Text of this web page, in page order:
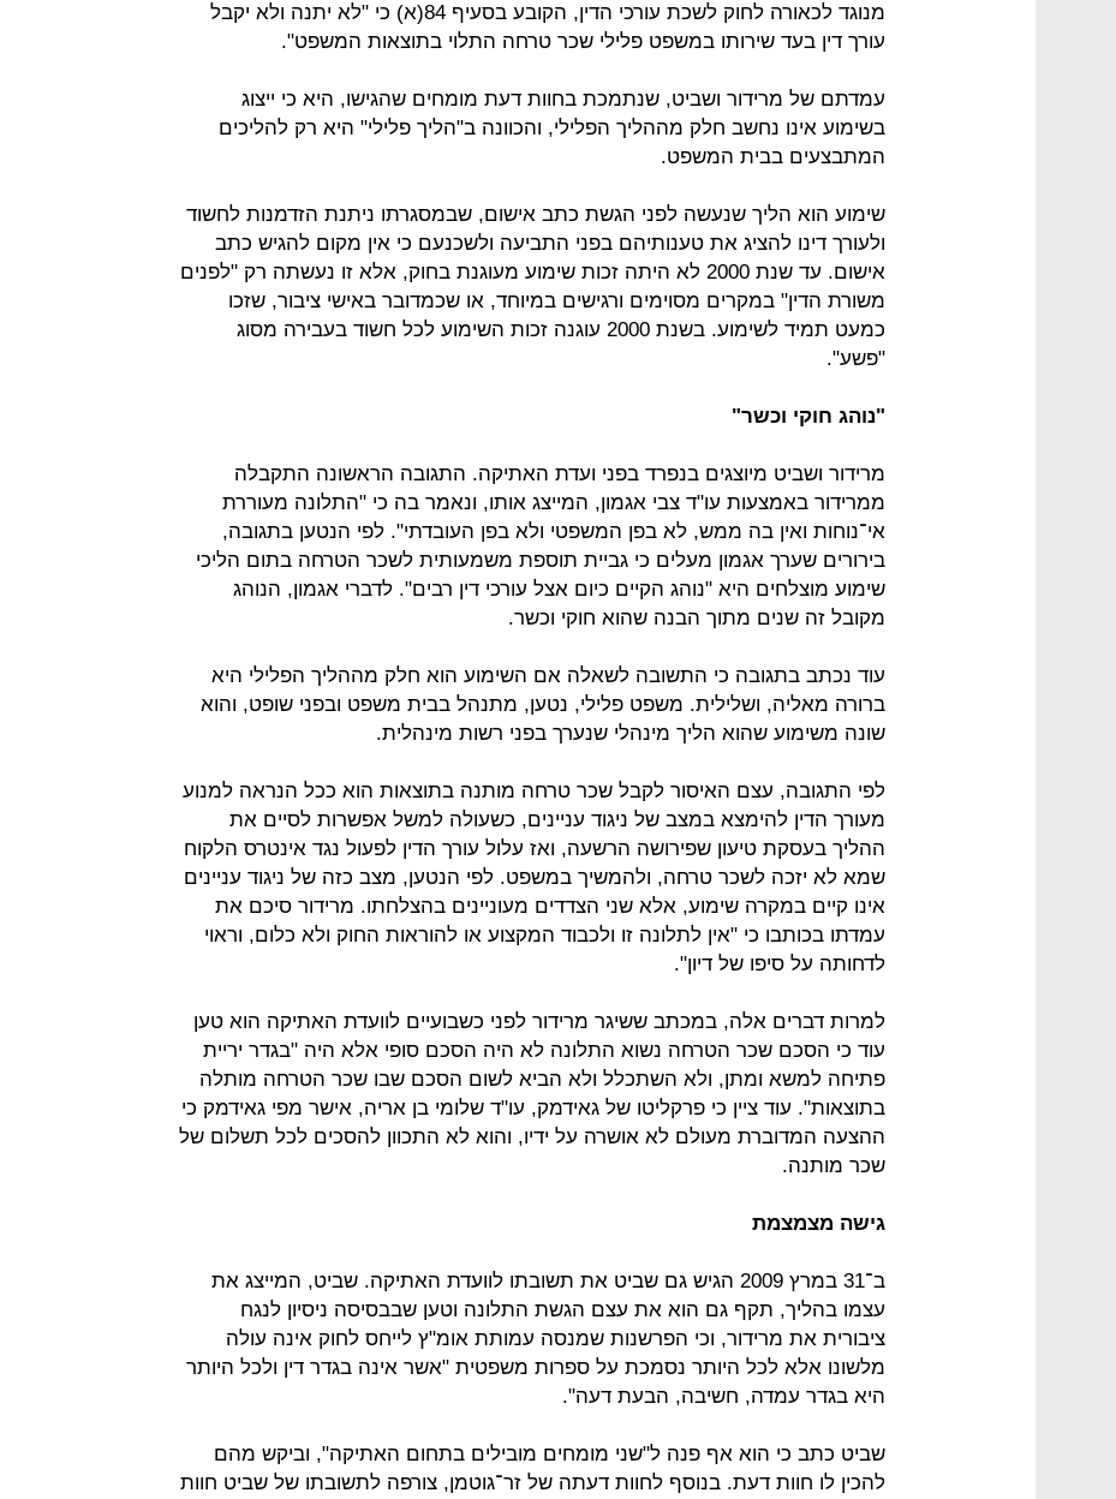
מנוגד לכאורה לחוק לשכת עורכי הדין, הקובע בסעיף 84(א) כי "לא יתנה ולא יקבל
עורך דין בעד שירותו במשפט פלילי שכר טרחה התלוי בתוצאות המשפט".
עמדתם של מרידור ושביט, שנתמכת בחוות דעת מומחים שהגישו, היא כי ייצוג
בשימוע אינו נחשב חלק מההליך הפלילי, והכוונה ב"הליך פלילי" היא רק להליכים
המתבצעים בבית המשפט.
שימוע הוא הליך שנעשה לפני הגשת כתב אישום, שבמסגרתו ניתנת הזדמנות לחשוד
ולעורך דינו להציג את טענותיהם בפני התביעה ולשכנעם כי אין מקום להגיש כתב
אישום. עד שנת 2000 לא היתה זכות שימוע מעוגנת בחוק, אלא זו נעשתה רק "לפנים
משורת הדין" במקרים מסוימים ורגישים במיוחד, או שכמדובר באישי ציבור, שזכו
כמעט תמיד לשימוע. בשנת 2000 עוגנה זכות השימוע לכל חשוד בעבירה מסוג
"פשע".
"נוהג חוקי וכשר"
מרידור ושביט מיוצגים בנפרד בפני ועדת האתיקה. התגובה הראשונה התקבלה
ממרידור באמצעות עו"ד צבי אגמון, המייצג אותו, ונאמר בה כי "התלונה מעוררת
אי־נוחות ואין בה ממש, לא בפן המשפטי ולא בפן העובדתי". לפי הנטען בתגובה,
בירורים שערך אגמון מעלים כי גביית תוספת משמעותית לשכר הטרחה בתום הליכי
שימוע מוצלחים היא "נוהג הקיים כיום אצל עורכי דין רבים". לדברי אגמון, הנוהג
מקובל זה שנים מתוך הבנה שהוא חוקי וכשר.
עוד נכתב בתגובה כי התשובה לשאלה אם השימוע הוא חלק מההליך הפלילי היא
ברורה מאליה, ושלילית. משפט פלילי, נטען, מתנהל בבית משפט ובפני שופט, והוא
שונה משימוע שהוא הליך מינהלי שנערך בפני רשות מינהלית.
לפי התגובה, עצם האיסור לקבל שכר טרחה מותנה בתוצאות הוא ככל הנראה למנוע
מעורך הדין להימצא במצב של ניגוד עניינים, כשעולה למשל אפשרות לסיים את
ההליך בעסקת טיעון שפירושה הרשעה, ואז עלול עורך הדין לפעול נגד אינטרס הלקוח
שמא לא יזכה לשכר טרחה, ולהמשיך במשפט. לפי הנטען, מצב כזה של ניגוד עניינים
אינו קיים במקרה שימוע, אלא שני הצדדים מעוניינים בהצלחתו. מרידור סיכם את
עמדתו בכותבו כי "אין לתלונה זו ולכבוד המקצוע או להוראות החוק ולא כלום, וראוי
לדחותה על סיפו של דיון".
למרות דברים אלה, במכתב ששיגר מרידור לפני כשבועיים לוועדת האתיקה הוא טען
עוד כי הסכם שכר הטרחה נשוא התלונה לא היה הסכם סופי אלא היה "בגדר יריית
פתיחה למשא ומתן, ולא השתכלל ולא הביא לשום הסכם שבו שכר הטרחה מותלה
בתוצאות". עוד ציין כי פרקליטו של גאידמק, עו"ד שלומי בן אריה, אישר מפי גאידמק כי
ההצעה המדוברת מעולם לא אושרה על ידיו, והוא לא התכוון להסכים לכל תשלום של
שכר מותנה.
גישה מצמצמת
ב־31 במרץ 2009 הגיש גם שביט את תשובתו לוועדת האתיקה. שביט, המייצג את
עצמו בהליך, תקף גם הוא את עצם הגשת התלונה וטען שבבסיסה ניסיון לנגח
ציבורית את מרידור, וכי הפרשנות שמנסה עמותת אומ"ץ לייחס לחוק אינה עולה
מלשונו אלא לכל היותר נסמכת על ספרות משפטית "אשר אינה בגדר דין ולכל היותר
היא בגדר עמדה, חשיבה, הבעת דעה".
שביט כתב כי הוא אף פנה ל"שני מומחים מובילים בתחום האתיקה", וביקש מהם
להכין לו חוות דעת. בנוסף לחוות דעתה של זר־גוטמן, צורפה לתשובתו של שביט חוות